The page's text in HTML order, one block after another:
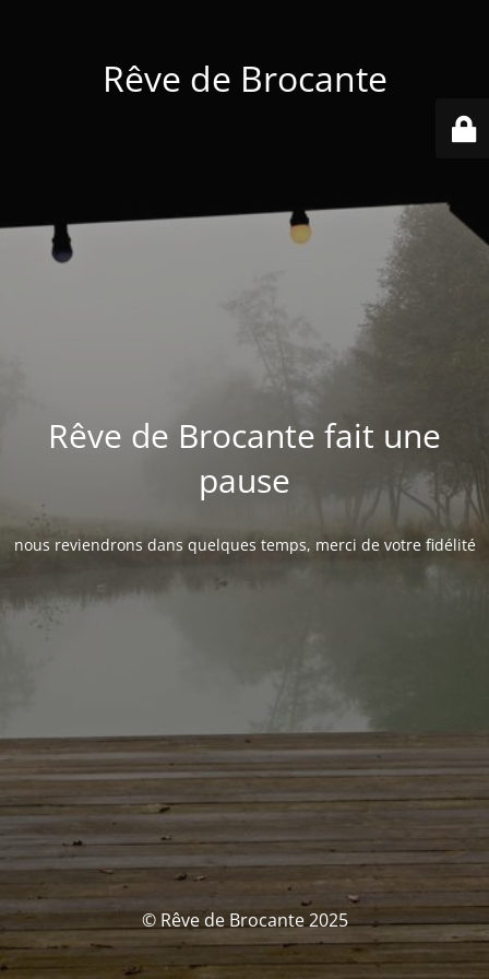
Rêve de Brocante
Rêve de Brocante fait une
pause
nous reviendrons dans quelques temps, merci de votre fidélité
© Rêve de Brocante 2025